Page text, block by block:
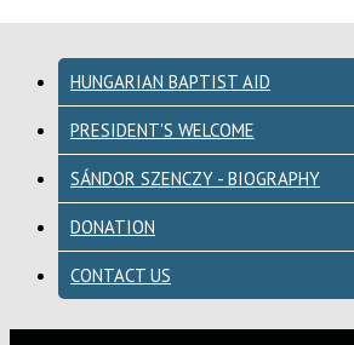
HUNGARIAN BAPTIST AID
PRESIDENT'S WELCOME
SÁNDOR SZENCZY - BIOGRAPHY
DONATION
CONTACT US